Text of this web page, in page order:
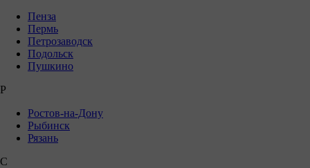
Пенза
Пермь
Петрозаводск
Подольск
Пушкино
Р
Ростов-на-Дону
Рыбинск
Рязань
С